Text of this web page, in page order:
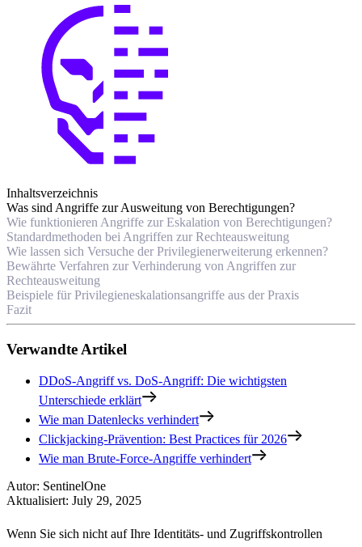
Inhaltsverzeichnis
Was sind Angriffe zur Ausweitung von Berechtigungen?
Wie funktionieren Angriffe zur Eskalation von Berechtigungen?
Standardmethoden bei Angriffen zur Rechteausweitung
Wie lassen sich Versuche der Privilegienerweiterung erkennen?
Bewährte Verfahren zur Verhinderung von Angriffen zur
Rechteausweitung
Beispiele für Privilegieneskalationsangriffe aus der Praxis
Fazit
Verwandte Artikel
DDoS-Angriff vs. DoS-Angriff: Die wichtigsten
Unterschiede erklärt
Wie man Datenlecks verhindert
Clickjacking-Prävention: Best Practices für 2026
Wie man Brute-Force-Angriffe verhindert
Autor: SentinelOne
Aktualisiert: July 29, 2025
Wenn Sie sich nicht auf Ihre Identitäts- und Zugriffskontrollen